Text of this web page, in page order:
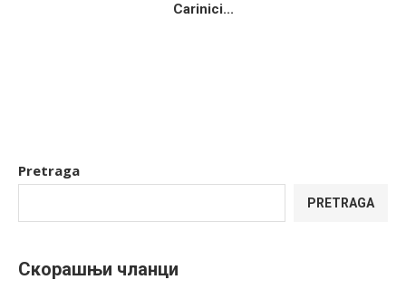
Carinici...
Pretraga
PRETRAGA
Скорашњи чланци